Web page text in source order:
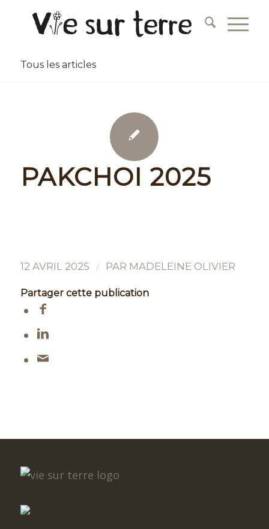
Tous les articles
PAKCHOI 2025
12 AVRIL 2025 / PAR MADELEINE OLIVIER
Partager cette publication